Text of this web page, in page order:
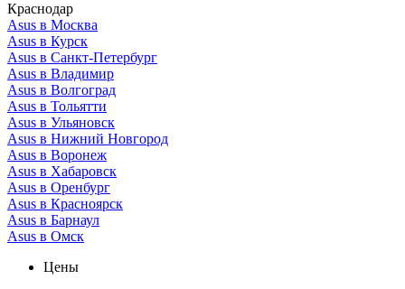
Краснодар
Asus в Москва
Asus в Курск
Asus в Санкт-Петербург
Asus в Владимир
Asus в Волгоград
Asus в Тольятти
Asus в Ульяновск
Asus в Нижний Новгород
Asus в Воронеж
Asus в Хабаровск
Asus в Оренбург
Asus в Красноярск
Asus в Барнаул
Asus в Омск
Цены